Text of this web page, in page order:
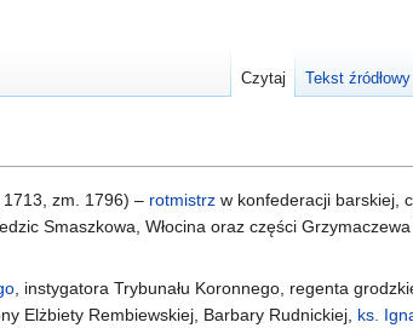
zm. 1796) – rotmistrz w konfederacji barskiej,
Smaszkowa, Włocina oraz części
, instygatora Trybunału Koronnego, regenta
Elżbiety Rembiewskiej, Barbary Rudnickiej, ks.
Czytaj Tekst źródłowy